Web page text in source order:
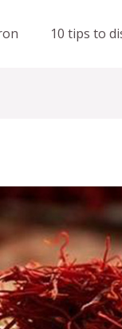
10 tips to